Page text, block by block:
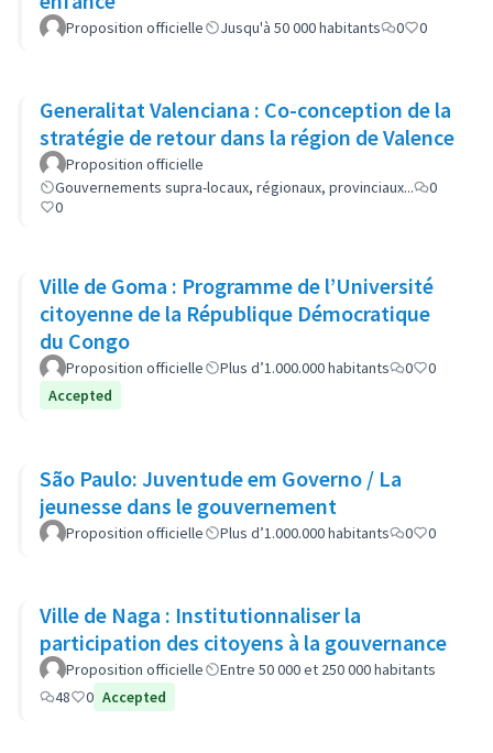
Proposition officielle Jusqu'à 50 000 habitants 0 0
Generalitat Valenciana : Co-conception de la
stratégie de retour dans la région de Valence
Proposition officielle
Gouvernements supra-locaux, régionaux, provinciaux...
0
0
Ville de Goma : Programme de l’Université
citoyenne de la République Démocratique
du Congo
Proposition officielle Plus d’1.000.000 habitants 0
0
Accepted
São Paulo: Juventude em Governo / La
jeunesse dans le gouvernement
Proposition officielle Plus d’1.000.000 habitants 0 0
Ville de Naga : Institutionnaliser la
participation des citoyens à la gouvernance
Proposition officielle
Entre 50 000 et 250 000 habitants
48
0 Accepted